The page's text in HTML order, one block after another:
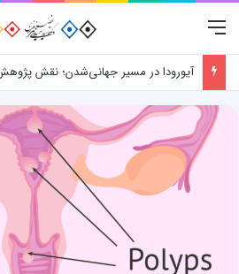
منو
آیورودا در مسیر جهانی‌شدن؛ نقش